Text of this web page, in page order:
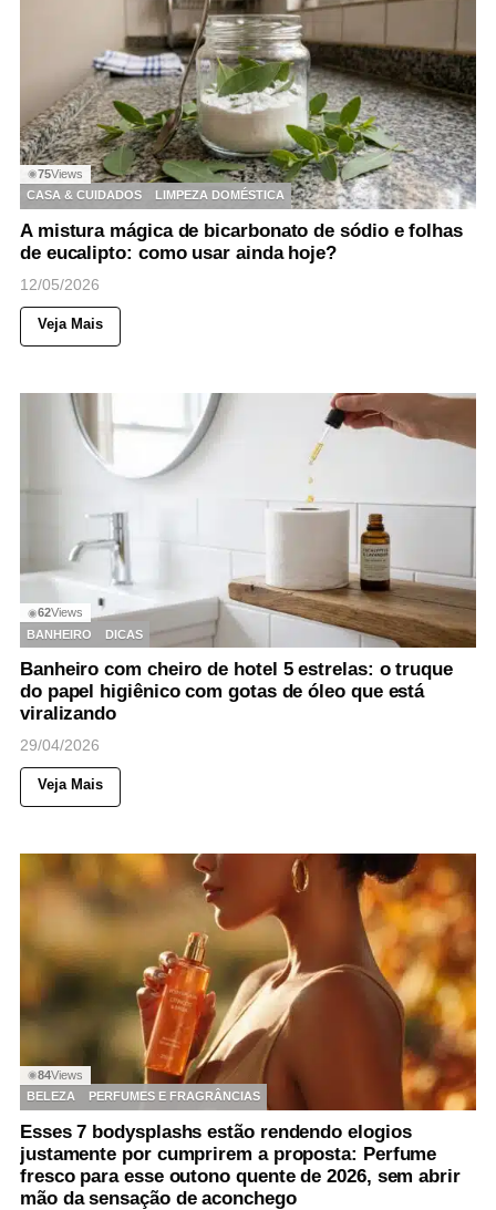
◉75Views
CASA & CUIDADOS
LIMPEZA DOMÉSTICA
A mistura mágica de bicarbonato de sódio e folhas
de eucalipto: como usar ainda hoje?
12/05/2026
Veja Mais
◉62Views
BANHEIRO
DICAS
Banheiro com cheiro de hotel 5 estrelas: o truque
do papel higiênico com gotas de óleo que está
viralizando
29/04/2026
Veja Mais
◉84Views
BELEZA
PERFUMES E FRAGRÂNCIAS
Esses 7 bodysplashs estão rendendo elogios
justamente por cumprirem a proposta: Perfume
fresco para esse outono quente de 2026, sem abrir
mão da sensação de aconchego